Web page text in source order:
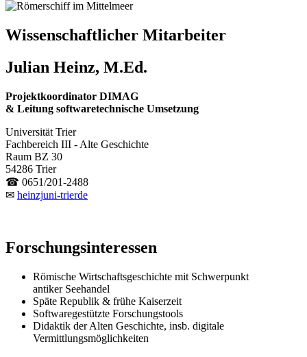
Wissenschaftlicher Mitarbeiter
Julian Heinz, M.Ed.
Projektkoordinator DIMAG
& Leitung softwaretechnische Umsetzung
Universität Trier
Fachbereich III - Alte Geschichte
Raum BZ 30
54286 Trier
☎ 0651/201-2488
✉ heinzjuni-trierde
Forschungsinteressen
Römische Wirtschaftsgeschichte mit Schwerpunkt
antiker Seehandel
Späte Republik & frühe Kaiserzeit
Softwaregestützte Forschungstools
Didaktik der Alten Geschichte, insb. digitale
Vermittlungsmöglichkeiten